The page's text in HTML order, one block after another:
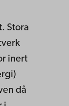
Stora
inert
då